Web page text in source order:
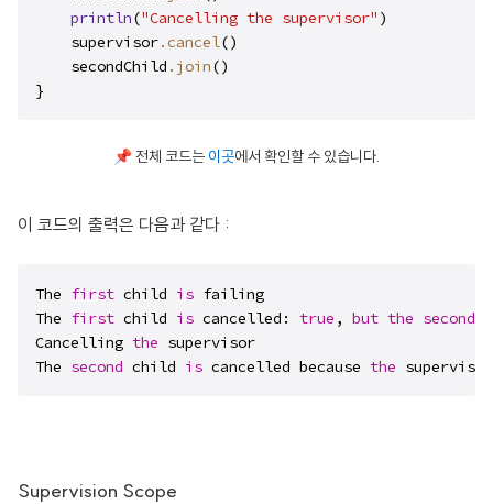
println("Cancelling the supervisor" )
    supervisor
.cancel()
    secondChild
.join()
}
📌 전체 코드는 이곳에서 확인할 수 있습니다.
이 코드의 출력은 다음과 같다 :
The first child is failing
The first child is cancelled: true , but the second
Cancelling the supervisor
The second child is cancelled because the
Supervision Scope